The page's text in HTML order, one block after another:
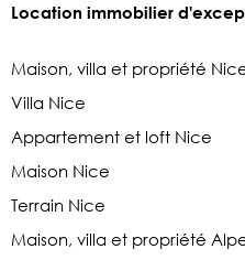
Location immobilier
Maison, villa et propriété
Villa Nice
Appartement et loft Nice
Maison Nice
Terrain Nice
Maison, villa et propriété